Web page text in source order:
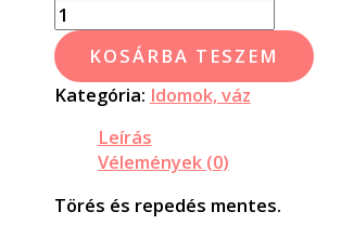
KOSÁRBA TESZEM
Kategória: Idomok, váz
Leírás
Vélemények (0)
Törés és repedés mentes.